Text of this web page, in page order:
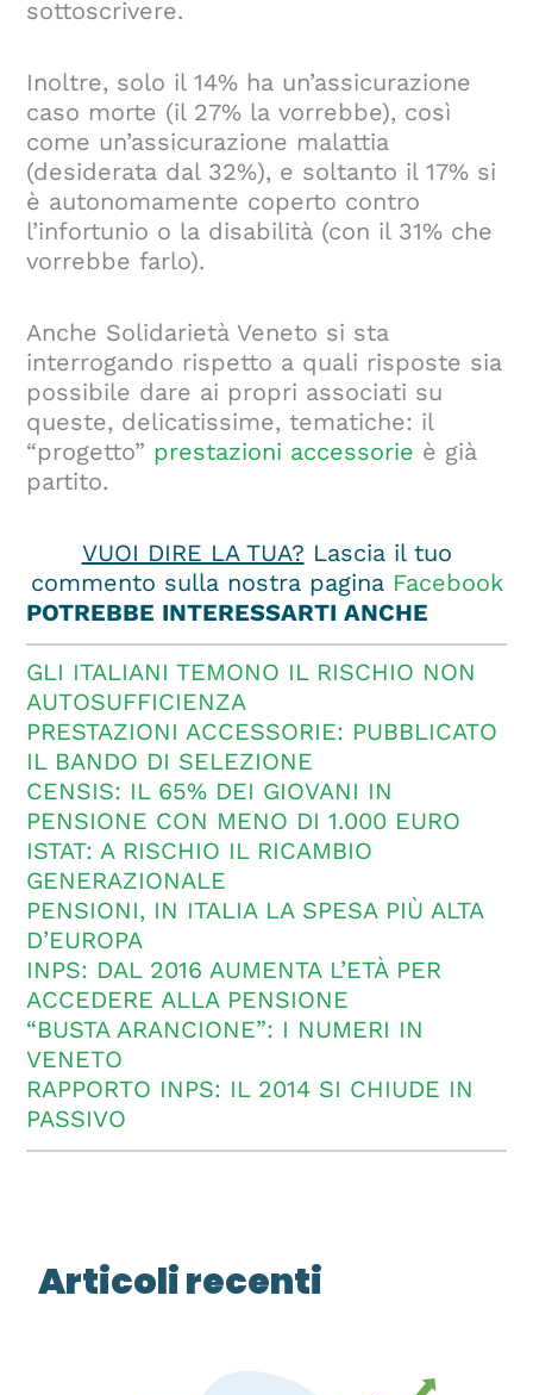
sottoscrivere.
Inoltre, solo il 14% ha un’assicurazione
caso morte (il 27% la vorrebbe), così
come un’assicurazione malattia
(desiderata dal 32%), e soltanto il 17% si
è autonomamente coperto contro
l’infortunio o la disabilità (con il 31% che
vorrebbe farlo).
Anche Solidarietà Veneto si sta
interrogando rispetto a quali risposte sia
possibile dare ai propri associati su
queste, delicatissime, tematiche: il
“progetto” prestazioni accessorie è già
partito.
VUOI DIRE LA TUA? Lascia il tuo
commento sulla nostra pagina Facebook
POTREBBE INTERESSARTI ANCHE
GLI ITALIANI TEMONO IL RISCHIO NON
AUTOSUFFICIENZA
PRESTAZIONI ACCESSORIE: PUBBLICATO
IL BANDO DI SELEZIONE
CENSIS: IL 65% DEI GIOVANI IN
PENSIONE CON MENO DI 1.000 EURO
ISTAT: A RISCHIO IL RICAMBIO
GENERAZIONALE
PENSIONI, IN ITALIA LA SPESA PIÙ ALTA
D’EUROPA
INPS: DAL 2016 AUMENTA L’ETÀ PER
ACCEDERE ALLA PENSIONE
“BUSTA ARANCIONE”: I NUMERI IN
VENETO
RAPPORTO INPS: IL 2014 SI CHIUDE IN
PASSIVO
Articoli recenti